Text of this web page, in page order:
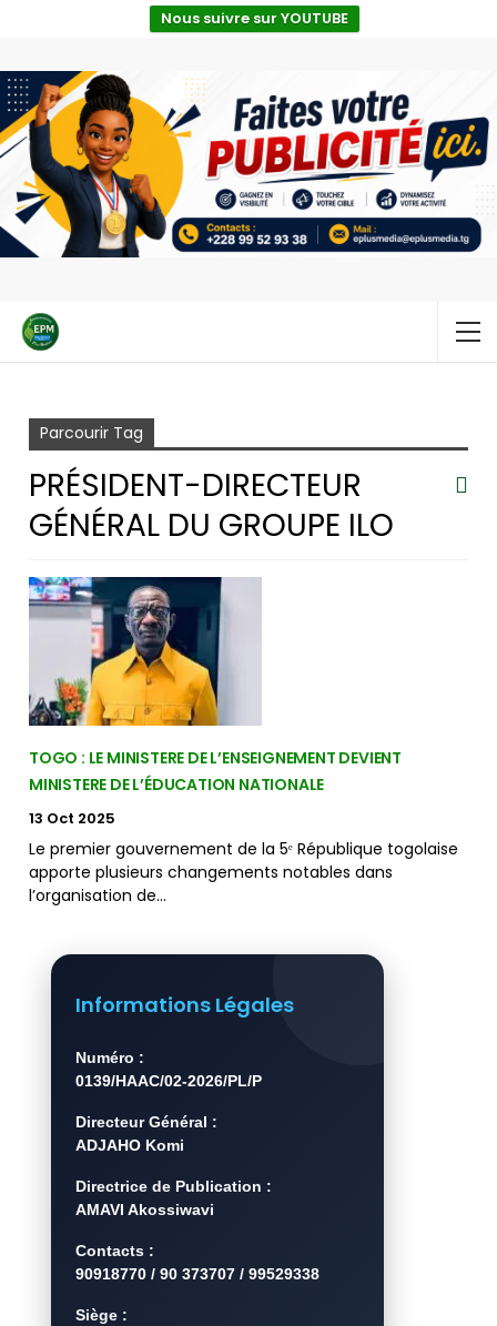
Nous suivre sur YOUTUBE
Parcourir Tag
PRÉSIDENT-DIRECTEUR
GÉNÉRAL DU GROUPE ILO
TOGO : LE MINISTERE DE L’ENSEIGNEMENT DEVIENT
MINISTERE DE L’ÉDUCATION NATIONALE
13 Oct 2025
Le premier gouvernement de la 5ᵉ République togolaise
apporte plusieurs changements notables dans
l’organisation de…
Informations Légales
Numéro :
0139/HAAC/02-2026/PL/P
Directeur Général :
ADJAHO Komi
Directrice de Publication :
AMAVI Akossiwavi
Contacts :
90918770 / 90 373707 / 99529338
Siège :